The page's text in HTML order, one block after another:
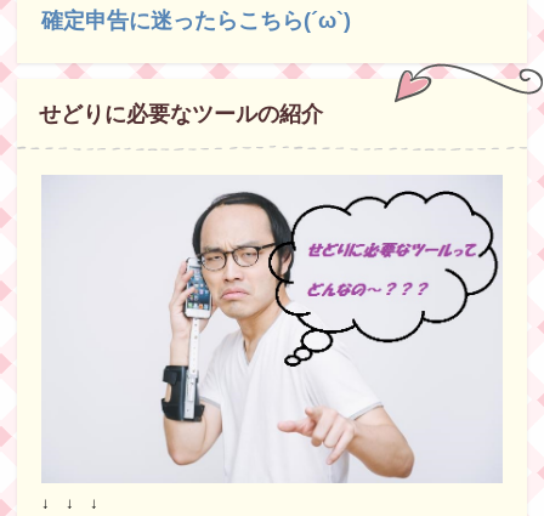
確定申告に迷ったらこちら(´ω`)
せどりに必要なツールの紹介
↓ ↓ ↓